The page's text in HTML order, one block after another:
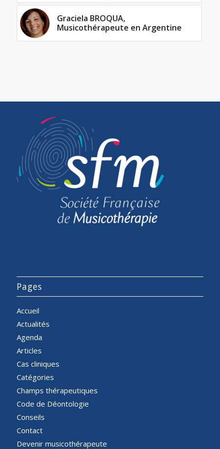
Graciela BROQUA,
Musicothérapeute en Argentine
Pages
Accueil
Actualités
Agenda
Articles
Cas cliniques
Catégories
Champs thérapeutiques
Code de Déontologie
Conseils
Contact
Devenir musicothérapeute